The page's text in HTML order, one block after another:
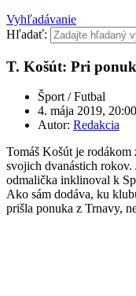
Vyhľadávanie
Hľadať:
T. Košút: Pri
Šport / Futbal
4. mája 2019, 20:00
Autor: Redakcia
Tomáš Košút je
svojich dvanástich
odmalička inklinoval k
Ako sám dodáva, ku
prišla ponuka z Trnavy,